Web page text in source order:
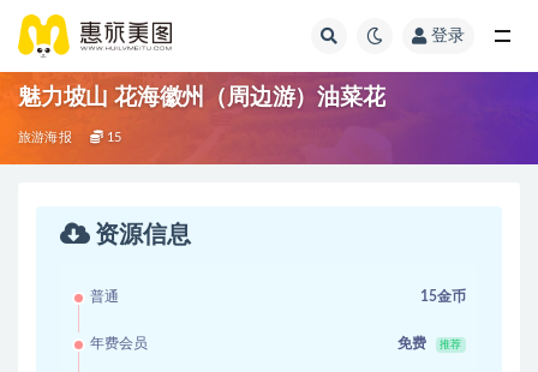
登录
魅力坡山 花海徽州（周边游）油菜花
旅游海报 15
资源信息
普通 15金币
年费会员 免费 推荐